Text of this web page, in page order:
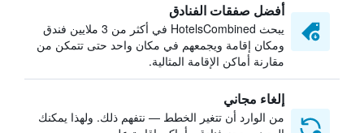
أفضل صفقات الفنادق
يبحث HotelsCombined في أكثر من 3 ملايين فندق
ومكان إقامة ويجمعهم في مكان واحد حتى تتمكن من
مقارنة أماكن الإقامة المثالية.
إلغاء مجاني
من الوارد أن تتغير الخطط — نتفهم ذلك. ولهذا يمكنك